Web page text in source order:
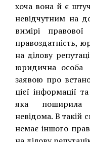
хоча вона й є
невідчутним на
вимірі правової
правоздатність,
на ділову
юридична особа
заявою про
цієї інформації
яка поширила
невідома. В такій
немає іншого